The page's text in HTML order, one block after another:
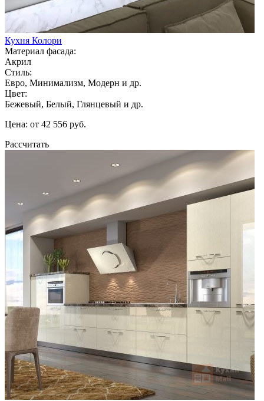
Кухня Колори
Материал фасада:
Акрил
Стиль:
Евро, Минимализм, Модерн и др.
Цвет:
Бежевый, Белый, Глянцевый и др.
Цена: от 42 556 руб.
Рассчитать